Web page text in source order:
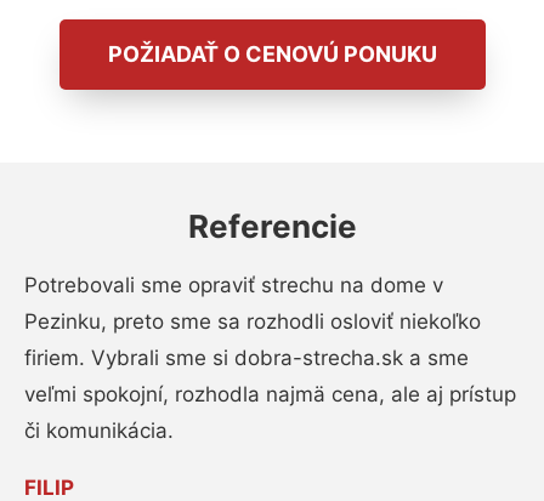
POŽIADAŤ O CENOVÚ PONUKU
Referencie
Potrebovali sme opraviť strechu na dome v
Pezinku, preto sme sa rozhodli osloviť niekoľko
firiem. Vybrali sme si dobra-strecha.sk a sme
veľmi spokojní, rozhodla najmä cena, ale aj prístup
či komunikácia.
FILIP